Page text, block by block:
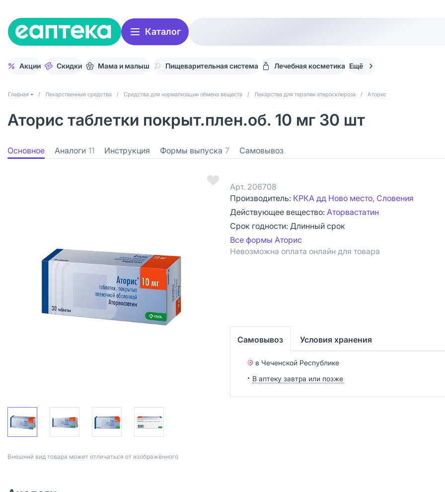
Каталог
Акции Скидки Мама и малыш Пищеварительная система Лечебная косметика Ещё
Главная / Лекарственные средства / Средства для нормализации обмена веществ / Лекарства для терапии атеросклероза / Аторис
Аторис таблетки покрыт.плен.об. 10 мг 30 шт
Основное Аналоги 11 Инструкция Формы выпуска 7 Самовывоз
Bнешний вид товара может отличаться от изображённого
Арт. 206708
Производитель: КРКА дд Ново место, Словения
Действующее вещество: Аторвастатин
Срок годности: Длинный срок
Все формы Аторис
Невозможна оплата онлайн для товара
Самовывоз Условия хранения
в Чеченской Республике
В аптеку завтра или позже